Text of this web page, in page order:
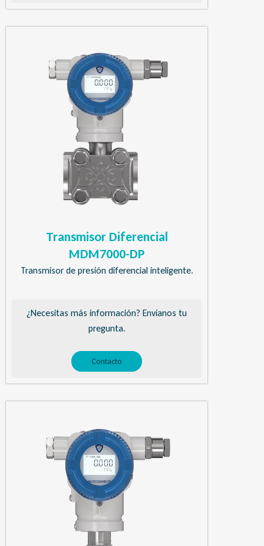
Transmisor Diferencial
MDM7000-DP
Transmisor de presión diferencial inteligente.
¿Necesitas más información? Envíanos tu
pregunta.
Contacto